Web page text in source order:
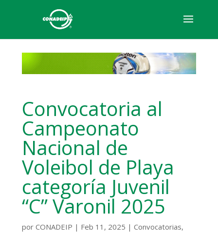
Convocatoria al
Campeonato
Nacional de
Voleibol de Playa
categoría Juvenil
“C” Varonil 2025
por CONADEIP | Feb 11, 2025 | Convocatorias,